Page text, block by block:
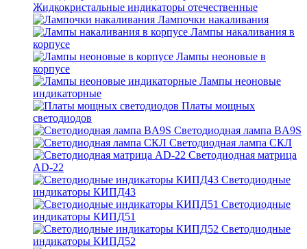
Жидкокристальные индикаторы отечественные
Лампочки накаливания
Лампы накаливания в
корпусе
Лампы неоновые в
корпусе
Лампы неоновые
индикаторные
Платы мощных
светодиодов
Светодиодная лампа BA9S
Светодиодная лампа СКЛ
Светодиодная матрица
AD-22
Светодиодные
индикаторы КИПД43
Светодиодные
индикаторы КИПД51
Светодиодные
индикаторы КИПД52